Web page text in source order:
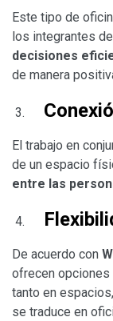
Este tipo de
los integrantes
decisiones
de manera
El trabajo en
de un espacio
entre las
De acuerdo con
ofrecen opciones
tanto en
se traduce en